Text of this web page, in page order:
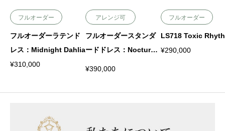
フルオーダー
フルオーダーラテンド
レス：Midnight Dahlia
¥310,000
アレンジ可
フルオーダースタンダ
ードドレス：Nocturne
¥390,000
フルオーダー
LS718 Toxic
¥290,000